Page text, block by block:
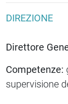
DIREZIONE
Direttore
Competenze:
supervisione